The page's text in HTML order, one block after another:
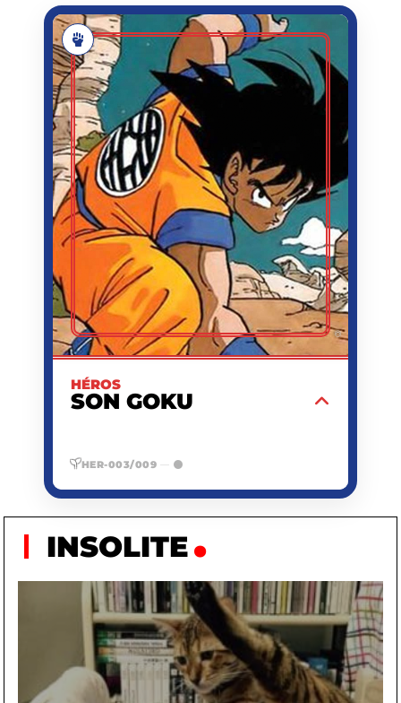
©
HÉROS
SON GOKU
HER-003/009 —
SON GOKU
NOM
SON
PRÉNOM
GOKU (OU KAKAROT)
AKIRA TORIYAMA
0737/04/16
APPARITION
WEEKLY SHŌNEN JUMP
N°51
DATE
D'APPARITION
1984/11/20
ACTIVITÉ
GUERRIER SAIYAN,
PRATIQUANT D'ARTS
MARTIAUX,
PROTECTEUR DE LA
TERRE
TAILLE
1,75 M
Guerrier Saiyan au cœur pur qui passe sa
vie à repousser ses limites et à protéger
la Terre pour affronter des adversaires
toujours plus forts.
EN SAVOIR PLUS
INSOLITE